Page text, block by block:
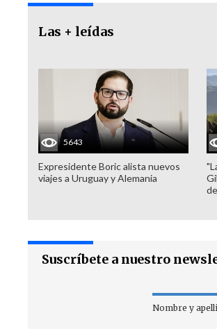
Las + leídas
5643
Expresidente Boric alista nuevos
viajes a Uruguay y Alemania
Suscríbete a nuestro
Nombre y